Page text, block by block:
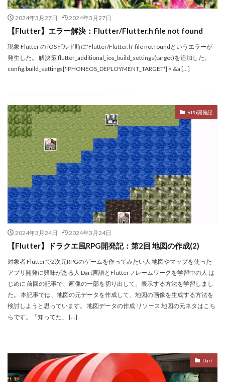
2024年3月27日 2024年3月27日
【Flutter】エラー解決：Flutter/Flutter.h file not found
現象 Flutter の iOSビルド時に'Flutter/Flutter.h' file not foundというエラーが
発生した。 解決策 flutter_additional_ios_build_settings(target)を追加した。
config.build_settings['IPHONEOS_DEPLOYMENT_TARGET'] = &a […]
RPG開発記
2024年3月24日 2024年3月24日
【Flutter】ドラクエ風RPG開発記：第2回 地図の作成(2)
対象者 Flutterで2次元RPGのゲームを作ってみたい人 地図やマップを使った
アプリ開発に興味がある人 Dart言語とFlutterフレームワークを学習中の人 は
じめに 前回の記事で、画像の一部を切り出して、表示する方法を学習しまし
た。 本記事では、地図の元データを作成して、地図の画像を生成する方法を
検討しようと思っています。 地図データの作成 リソース 地図の元ネタはこち
らです。「知ってた」 […]
Dart